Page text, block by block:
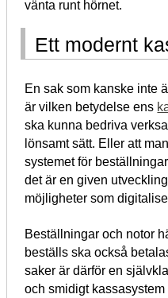
vänta runt hörnet.
Ett modernt
En sak som kanske inte
är vilken betydelse ens
ska kunna bedriva
lönsamt sätt. Eller att
systemet för
det är en given
möjligheter som
Beställningar och notor
beställs ska också
saker är därför en
och smidigt